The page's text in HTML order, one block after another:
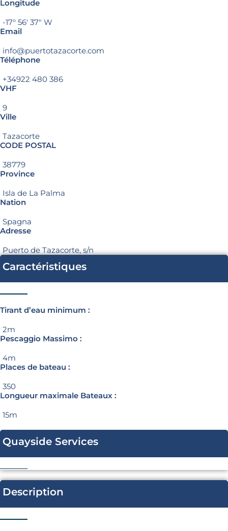
Longitude
-17° 56′ 37″ W
Email
info@puertotazacorte.com
Téléphone
+34922 480 386
VHF
9
Ville
Tazacorte
CODE POSTAL
38779
Province
Isla de La Palma
Nation
Spagna
Adresse
Puerto de Tazacorte, s/n
Caractéristiques
Tirant d’eau minimum :
2m
Pescaggio Massimo :
4m
Places de bateau :
350
Longueur maximale Bateaux :
15m
Quayside Services
Description